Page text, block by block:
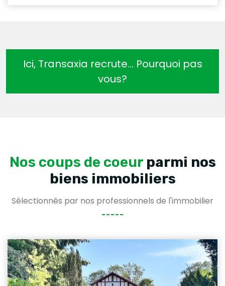
Ici, Transaxia recrute… Pourquoi pas
vous?
Nos coups de coeur parmi nos
biens immobiliers
Sélectionnés par nos professionnels de l'immobilier